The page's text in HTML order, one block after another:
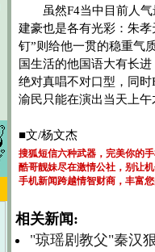
虽然F4当中目前人气
建豪也是各有光彩：朱
钉”则给他一贯的稳重气
国生活的他国语大有长
绝对真唱不对口型，同
渝民只能在演出当天上
■文/杨文杰
搜狐短信六种武器，完美你的
酷哥靓妹尽在激情公社，别让
手机新闻跨越情智财商，丰富
相关新闻:
"琼瑶剧教父"秦汉